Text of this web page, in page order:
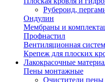
Рубероид,
Ондулин
Мембраны и
Профнастил
Вентиляционная
Крепеж для плоских
Лакокрасочные
Пены монтажные
Очистители пены